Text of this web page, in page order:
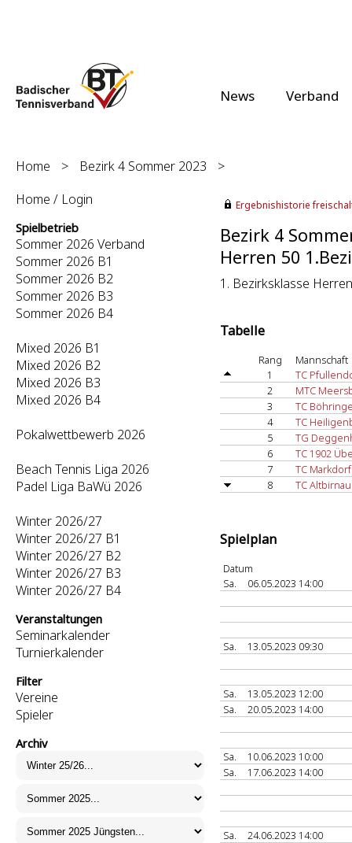
News Verband
Home > Bezirk 4 Sommer 2023
>
Home / Login
Spielbetrieb
Sommer 2026 Verband
Sommer 2026 B1
Sommer 2026 B2
Sommer 2026 B3
Sommer 2026 B4
Mixed 2026 B1
Mixed 2026 B2
Mixed 2026 B3
Mixed 2026 B4
Pokalwettbewerb 2026
Beach Tennis Liga 2026
Padel Liga BaWü 2026
Winter 2026/27
Winter 2026/27 B1
Winter 2026/27 B2
Winter 2026/27 B3
Winter 2026/27 B4
Veranstaltungen
Seminarkalender
Turnierkalender
Filter
Vereine
Spieler
Archiv
Ergebnishistorie
Bezirk 4
Herren 50
1. Bezirksklasse
Tabelle
Rang
Mannschaft
1
TC
2
MTC
3
TC
4
TC
5
TG
6
TC 1902
7
TC
8
TC
Spielplan
Datum
Sa.
06.05.2023 14:00
Sa. 13.05.2023 09:30
Sa.
13.05.2023 12:00
Sa.
20.05.2023 14:00
Sa.
10.06.2023 10:00
Sa.
17.06.2023 14:00
Sa. 24.06.2023 14:00